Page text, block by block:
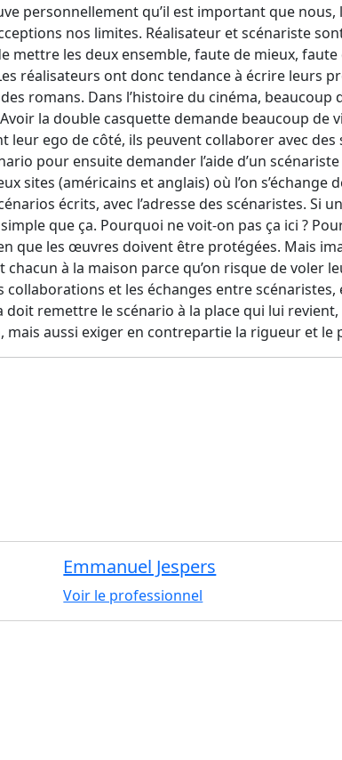
personnellement qu’il est important que
nos limites. Réalisateur et scénariste
mettre les deux ensemble, faute de mieux,
réalisateurs ont donc tendance à écrire leurs
romans. Dans l’histoire du cinéma, beaucoup
la double casquette demande beaucoup de
leur ego de côté, ils peuvent collaborer avec
pour ensuite demander l’aide d’un
sites (américains et anglais) où l’on s’échange
écrits, avec l’adresse des scénaristes. Si
que ça. Pourquoi ne voit-on pas ça ici ?
que les œuvres doivent être protégées. Mais
à la maison parce qu’on risque de voler
collaborations et les échanges entre
doit remettre le scénario à la place qui lui
mais aussi exiger en contrepartie la rigueur et le
Emmanuel Jespers
Voir le professionnel